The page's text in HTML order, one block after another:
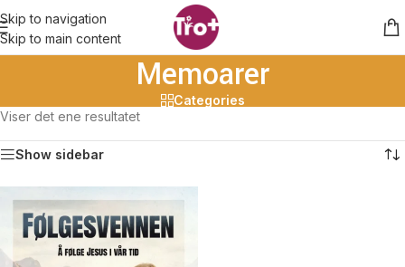
Skip to navigation
Skip to main content
Memoarer
Categories
Viser det ene resultatet
Show sidebar